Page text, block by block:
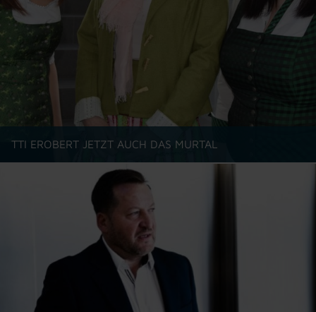
TTI EROBERT JETZT AUCH DAS MURTAL